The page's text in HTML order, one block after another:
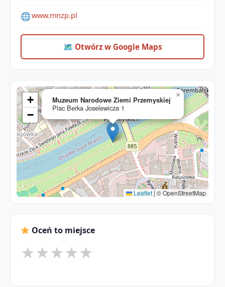
www.mnzp.pl
🗺 Otwórz w Google Maps
Muzeum Narodowe Ziemi Przemyskiej
Plac Berka Joselewicza 1
×
+
−
Leaflet|© OpenStreetMap
Oceń to miejsce
★★★★★